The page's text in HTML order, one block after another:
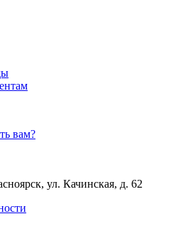
вам?
ул. Качинская, д. 62